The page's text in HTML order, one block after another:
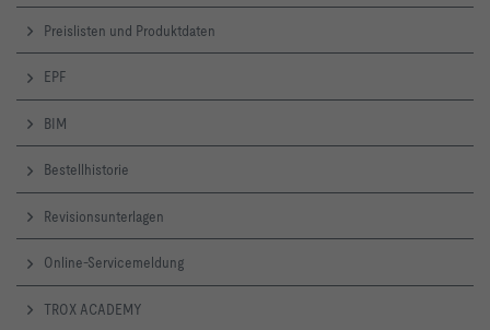
Preislisten und Produktdaten
EPF
BIM
Bestellhistorie
Revisionsunterlagen
Online-Servicemeldung
TROX ACADEMY